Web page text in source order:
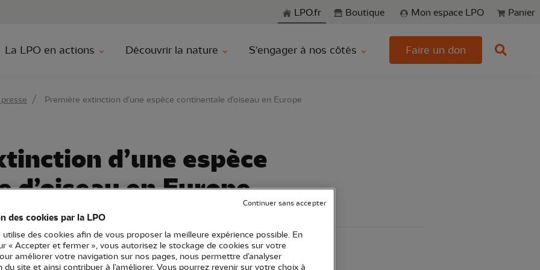
Aller à la rechercheLPO.fr Boutique Mon espace LPO Panier
La LPO en actions Découvrir la nature S'engager à nos côtés Faire un don
Première extinction d’une espèce continentale d’oiseau en Europe
d’une espèce
d’oiseau en Europe
Communiqué de presse
Conservation Outre-mer et International
des cookies par la LPO
utilise des cookies afin de vous proposer la meilleure expérience possible. En
« Accepter et fermer », vous autorisez le stockage de cookies sur votre
améliorer votre navigation sur nos pages, nous permettre d’analyser
du site et ainsi contribuer à l’améliorer. Vous pourrez revenir sur votre choix à
Continuer sans accepter